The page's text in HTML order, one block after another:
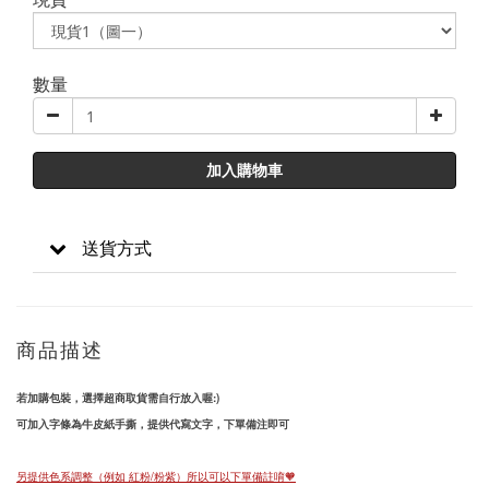
數量
加入購物車
送貨方式
商品描述
若加購包裝，選擇超商取貨需自行放入喔:)
可加入字條為牛皮紙手撕，提供代寫文字，下單備注即可
另提供色系調整（例如 紅粉/粉紫）所以可以下單備註唷🧡